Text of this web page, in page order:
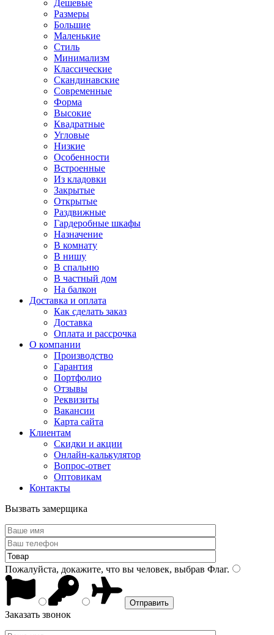
Дешевые
Размеры
Большие
Маленькие
Стиль
Минимализм
Классические
Скандинавские
Современные
Форма
Высокие
Квадратные
Угловые
Низкие
Особенности
Встроенные
Из кладовки
Закрытые
Открытые
Раздвижные
Гардеробные шкафы
Назначение
В комнату
В нишу
В спальню
В частный дом
На балкон
Доставка и оплата
Как сделать заказ
Доставка
Оплата и рассрочка
О компании
Производство
Гарантия
Портфолио
Отзывы
Реквизиты
Вакансии
Карта сайта
Клиентам
Скидки и акции
Онлайн-калькулятор
Вопрос-ответ
Оптовикам
Контакты
Вызвать замерщика
Пожалуйста, докажите, что вы человек, выбрав Флаг.
Заказать звонок